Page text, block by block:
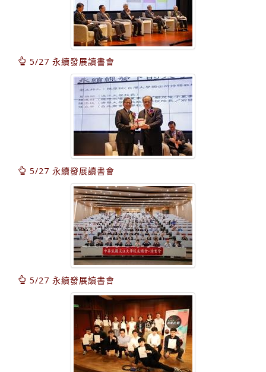
5/27 永續發展讀書會
5/27 永續發展讀書會
5/27 永續發展讀書會